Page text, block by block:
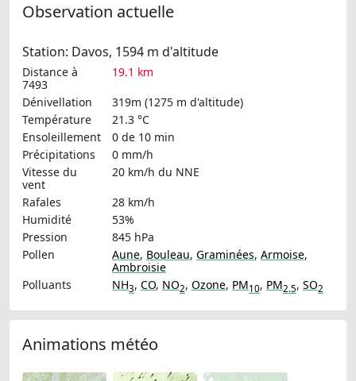
Observation actuelle
Station: Davos, 1594 m d'altitude
Distance à
7493
19.1 km
Dénivellation
319m (1275 m d'altitude)
Température
21.3 °C
Ensoleillement
0 de 10 min
Précipitations
0 mm/h
Vitesse du
vent
20 km/h du NNE
Rafales
28 km/h
Humidité
53%
Pression
845 hPa
Pollen
Aune, Bouleau, Graminées, Armoise,
Ambroisie
Polluants
NH3, CO, NO2, Ozone, PM10, PM2.5, SO2
Animations météo